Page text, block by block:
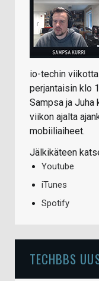
io-techin
perjantaisin klo
Sampsa ja Juha
viikon ajalta
mobiiliaiheet.
Jälkikäteen
Youtube
iTunes
Spotify
TECHBBS